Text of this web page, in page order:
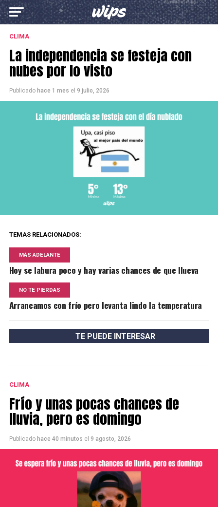
CLIMA
La independencia se festeja con
nubes por lo visto
Publicado hace 1 mes el 9 julio, 2026
TEMAS RELACIONADOS:
MÁS ADELANTE
Hoy se labura poco y hay varias chances de que llueva
NO TE PIERDAS
Arrancamos con frío pero levanta lindo la temperatura
TE PUEDE INTERESAR
CLIMA
Frío y unas pocas chances de
lluvia, pero es domingo
Publicado hace 40 minutos el 9 agosto, 2026